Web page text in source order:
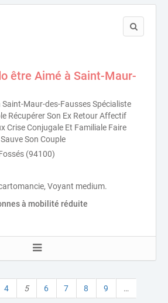
être Aimé à Saint-Maur-
Maur-des-Fausses Spécialiste
Récupérer Son Ex Retour Affectif
Crise Conjugale Et Familiale Faire
Son Couple
(94100)
Voyant medium.
à mobilité réduite
4 5 6 7 8 9 …